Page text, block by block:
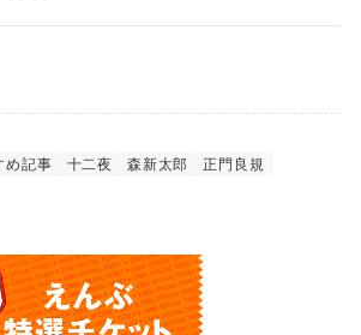
め記事 十二夜 森新太郎 正門良規